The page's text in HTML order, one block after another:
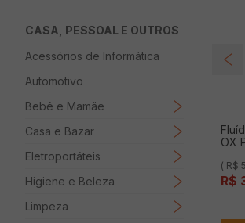
CASA, PESSOAL E OUTROS
Acessórios de Informática
Automotivo
Bebê e Mamãe
Casa e Bazar
Eletroportáteis
Higiene e Beleza
Limpeza
OX
( R$
R$